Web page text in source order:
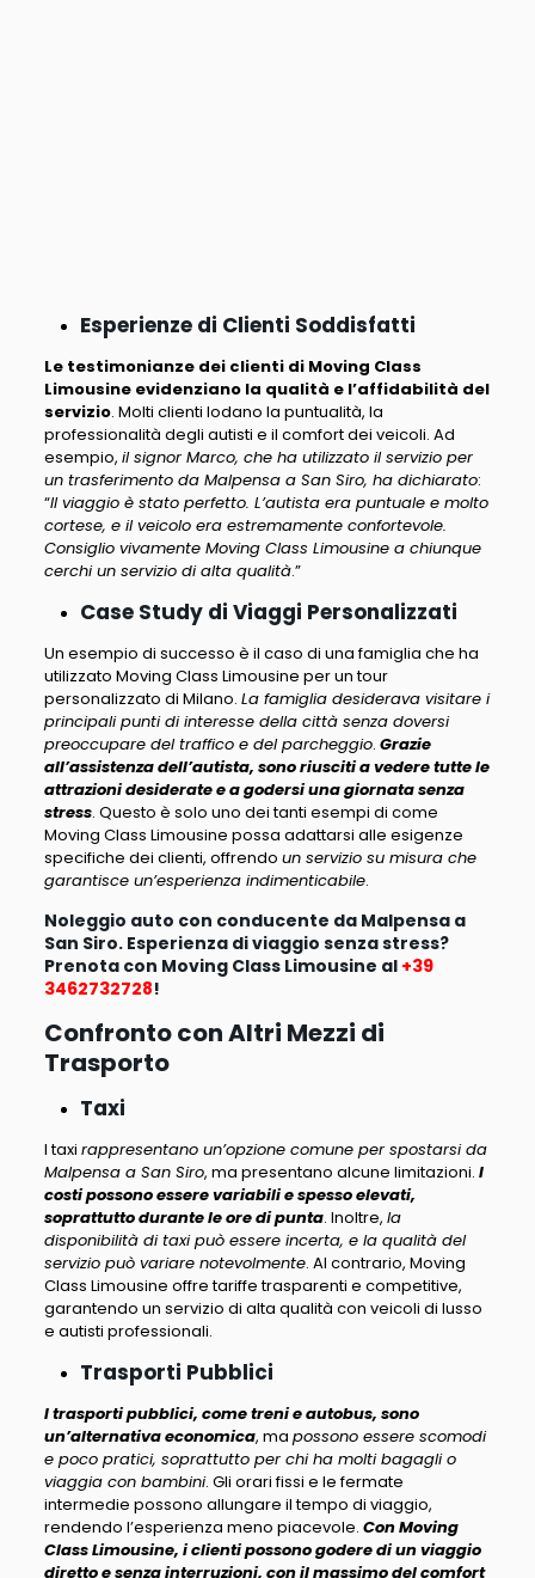
Esperienze di Clienti Soddisfatti
Le testimonianze dei clienti di Moving Class
Limousine evidenziano la qualità e l’affidabilità del
servizio. Molti clienti lodano la puntualità, la
professionalità degli autisti e il comfort dei veicoli. Ad
esempio, il signor Marco, che ha utilizzato il servizio per
un trasferimento da Malpensa a San Siro, ha dichiarato:
“Il viaggio è stato perfetto. L’autista era puntuale e molto
cortese, e il veicolo era estremamente confortevole.
Consiglio vivamente Moving Class Limousine a chiunque
cerchi un servizio di alta qualità.”
Case Study di Viaggi Personalizzati
Un esempio di successo è il caso di una famiglia che ha
utilizzato Moving Class Limousine per un tour
personalizzato di Milano. La famiglia desiderava visitare i
principali punti di interesse della città senza doversi
preoccupare del traffico e del parcheggio. Grazie
all’assistenza dell’autista, sono riusciti a vedere tutte le
attrazioni desiderate e a godersi una giornata senza
stress. Questo è solo uno dei tanti esempi di come
Moving Class Limousine possa adattarsi alle esigenze
specifiche dei clienti, offrendo un servizio su misura che
garantisce un’esperienza indimenticabile.
Noleggio auto con conducente da Malpensa a
San Siro. Esperienza di viaggio senza stress?
Prenota con Moving Class Limousine al +39
3462732728!
Confronto con Altri Mezzi di
Trasporto
Taxi
I taxi rappresentano un’opzione comune per spostarsi da
Malpensa a San Siro, ma presentano alcune limitazioni. I
costi possono essere variabili e spesso elevati,
soprattutto durante le ore di punta. Inoltre, la
disponibilità di taxi può essere incerta, e la qualità del
servizio può variare notevolmente. Al contrario, Moving
Class Limousine offre tariffe trasparenti e competitive,
garantendo un servizio di alta qualità con veicoli di lusso
e autisti professionali.
Trasporti Pubblici
I trasporti pubblici, come treni e autobus, sono
un’alternativa economica, ma possono essere scomodi
e poco pratici, soprattutto per chi ha molti bagagli o
viaggia con bambini. Gli orari fissi e le fermate
intermedie possono allungare il tempo di viaggio,
rendendo l’esperienza meno piacevole. Con Moving
Class Limousine, i clienti possono godere di un viaggio
diretto e senza interruzioni, con il massimo del comfort